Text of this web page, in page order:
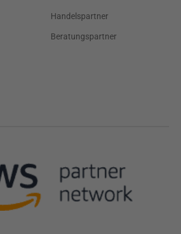
Handelspartner
Beratungspartner